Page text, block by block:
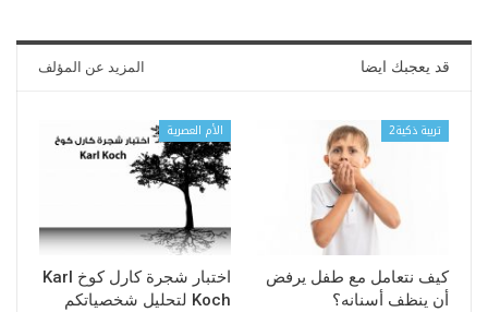
قد يعجبك ايضا المزيد عن المؤلف
تربية ذكية2
كيف نتعامل مع طفل يرفض
أن ينظف أسنانه؟
الأم العصرية
اختبار شجرة كارل كوخ Karl
Koch لتحليل شخصياتكم